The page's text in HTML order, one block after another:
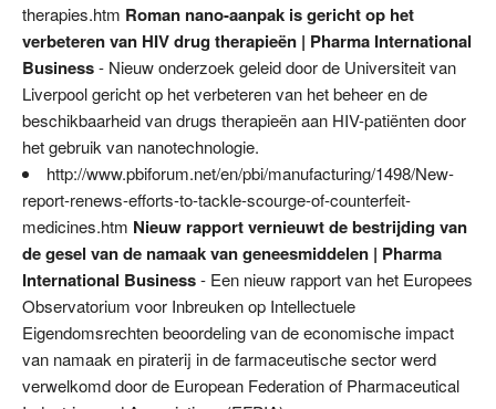
therapies.htm Roman nano-aanpak is gericht op het
verbeteren van HIV drug therapieën | Pharma International
Business- Nieuw onderzoek geleid door de Universiteit van
Liverpool gericht op het verbeteren van het beheer en de
beschikbaarheid van drugs therapieën aan HIV-patiënten door
het gebruik van nanotechnologie.
http://www.pbiforum.net/en/pbi/manufacturing/1498/New-
report-renews-efforts-to-tackle-scourge-of-counterfeit-
medicines.htm Nieuw rapport vernieuwt de bestrijding van
de gesel van de namaak van geneesmiddelen | Pharma
International Business- Een nieuw rapport van het Europees
Observatorium voor Inbreuken op Intellectuele
Eigendomsrechten beoordeling van de economische impact
van namaak en piraterij in de farmaceutische sector werd
verwelkomd door de European Federation of Pharmaceutical